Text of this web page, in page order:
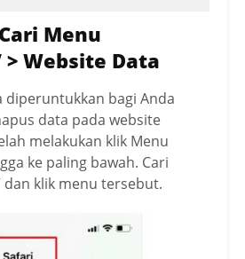
Menu
> Website Data
diperuntukkan bagi Anda
data pada website
melakukan klik Menu
ke paling bawah. Cari
dan klik menu tersebut.